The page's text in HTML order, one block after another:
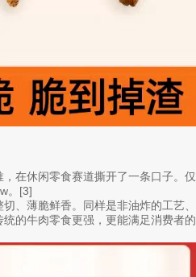
在休闲零食赛道撕开了一条口子。仅
。[3]
、薄脆鲜香。同样是非油炸的工艺、
的牛肉零食更强，更能满足消费者的